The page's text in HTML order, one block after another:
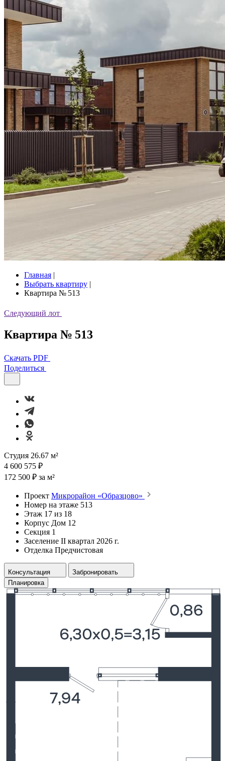
Главная |
Выбрать квартиру |
Квартира № 513
Следующий лот
Квартира № 513
Скачать PDF
Поделиться
Студия 26.67 м²
4 600 575 ₽
172 500 ₽ за м²
Проект Микрорайон «Образцово»
Номер на этаже 513
Этаж 17 из 18
Корпус Дом 12
Секция 1
Заселение II квартал 2026 г.
Отделка Предчистовая
Консультация
Забронировать
Планировка